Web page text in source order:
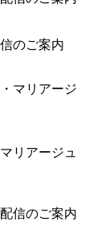
のご案内
リアージュ